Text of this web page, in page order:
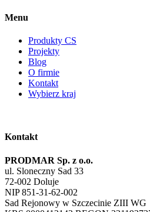
Menu
Produkty CS
Projekty
Blog
O firmie
Kontakt
Wybierz kraj
Kontakt
PRODMAR Sp. z o.o.
ul. Sloneczny Sad 33
72-002 Doluje
NIP 851-31-62-002
Sad Rejonowy w Szczecinie ZIII WG